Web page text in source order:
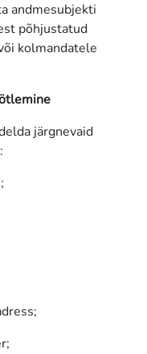
andmesubjekti
põhjustatud
kolmandatele
järgnevaid